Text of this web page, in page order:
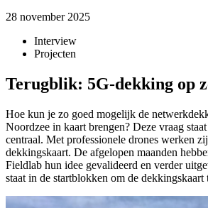
28 november 2025
Interview
Projecten
Terugblik: 5G-dekking op
Hoe kun je zo goed mogelijk de
Noordzee in kaart brengen? Deze vraag
centraal. Met professionele drones werken
dekkingskaart. De afgelopen maanden
Fieldlab hun idee gevalideerd en verder
staat in de startblokken om de dekkingskaart